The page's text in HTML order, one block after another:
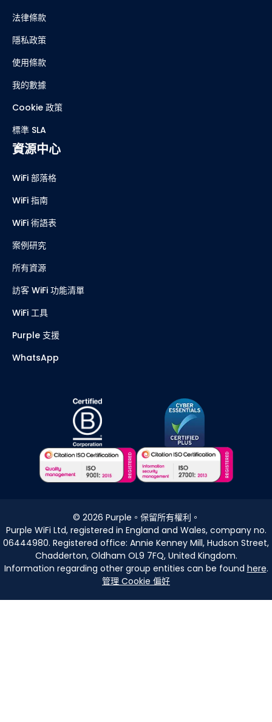
法律條款
隱私政策
使用條款
我的數據
Cookie 政策
標準 SLA
資源中心
WiFi 部落格
WiFi 指南
WiFi 術語表
案例研究
所有資源
訪客 WiFi 功能清單
WiFi 工具
Purple 支援
WhatsApp
© 2026 Purple。保留所有權利。
Purple WiFi Ltd, registered in England and Wales, company no.
06444980. Registered office: Annie Kenney Mill, Hudson Street,
Chadderton, Oldham OL9 7FQ, United Kingdom.
Information regarding other group entities can be found here.
管理 Cookie 偏好